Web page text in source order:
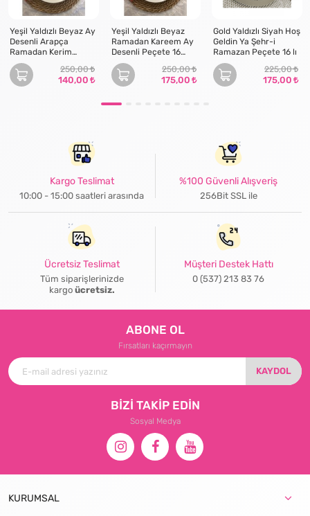
Yeşil Yaldızlı Beyaz Ay
Desenli Arapça
Ramadan Kerim
Garson Katlama
Peçete 16 lı
250,00
140,00
Yeşil Yaldızlı Beyaz
Ramadan Kareem Ay
Desenli Peçete 16
Adet
250,00
175,00
Gold Yaldızlı Siyah Hoş
Geldin Ya Şehr-i
Ramazan Peçete 16 lı
225,00
175,00
Kargo Teslimat
10:00 - 15:00 saatleri arasında
%100 Güvenli Alışveriş
256Bit SSL ile
Ücretsiz Teslimat
Tüm siparişlerinizde
kargo ücretsiz.
Müşteri Destek Hattı
0 (537) 213 83 76
ABONE OL
Fırsatları kaçırmayın
KAYDOL
BİZİ TAKİP EDİN
Sosyal Medya
KURUMSAL